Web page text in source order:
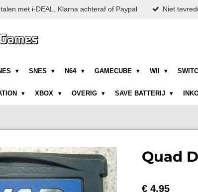
met i-DEAL, Klarna achteraf of Paypal Niet
SNES N64 GAMECUBE WII
XBOX OVERIG SAVE BATTERIJ
Quad
€ 4,95